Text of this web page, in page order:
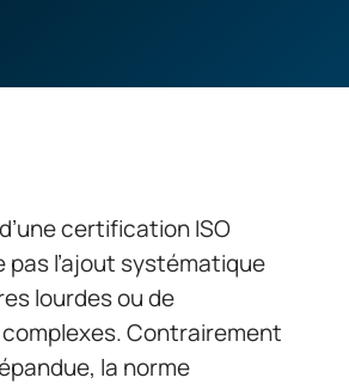
certification ISO
pas l’ajout systématique
lourdes ou de
Contrairement
la norme